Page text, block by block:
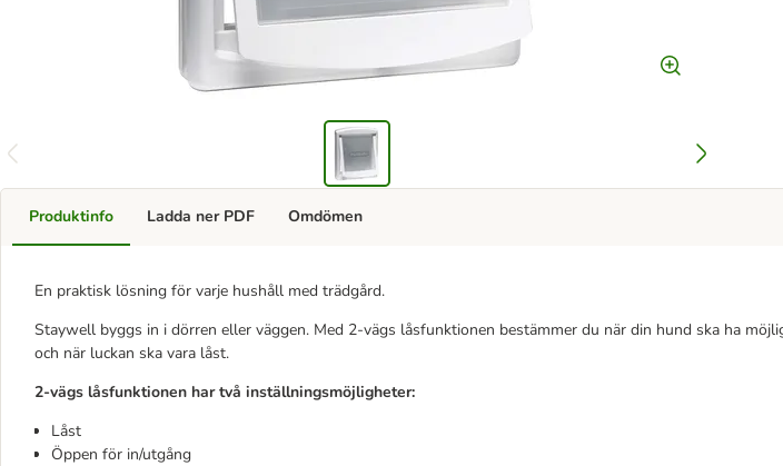
Produktinfo
En praktisk lösning för varje hushåll med trädgård.
Staywell byggs in i dörren eller väggen. Med 2-vägs låsfunktionen bestämmer du när din hund ska ha
och när luckan ska vara låst.
2-vägs låsfunktionen har två inställningsmöjligheter:
Låst
Öppen för in/utgång
Ladda ner PDF Omdömen